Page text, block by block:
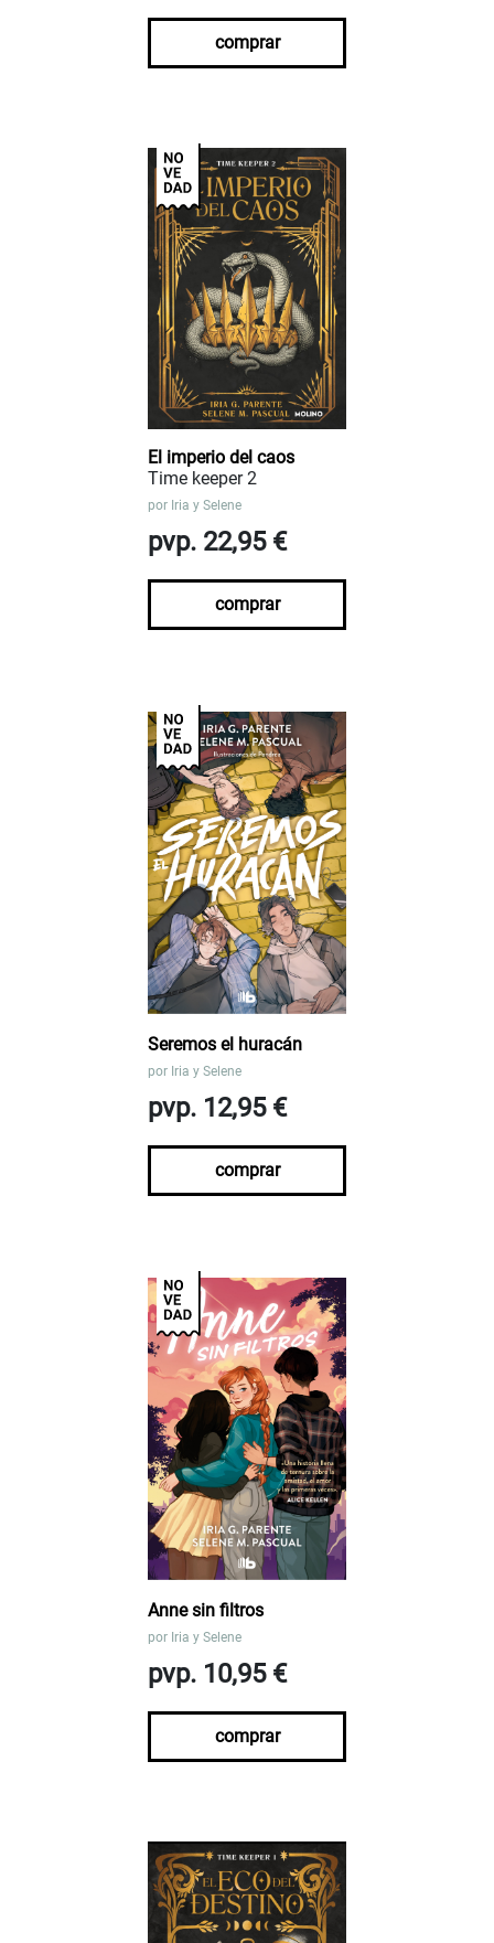
comprar
El imperio del caos
Time keeper 2
por Iria y Selene
pvp. 22,95 €
comprar
Seremos el huracán
por Iria y Selene
pvp. 12,95 €
comprar
Anne sin filtros
por Iria y Selene
pvp. 10,95 €
comprar